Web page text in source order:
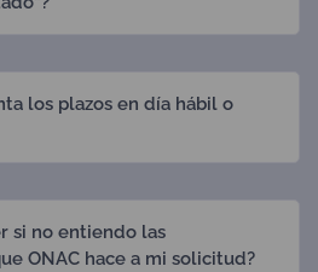
los plazos en día hábil o
si no entiendo las
ONAC hace a mi solicitud?